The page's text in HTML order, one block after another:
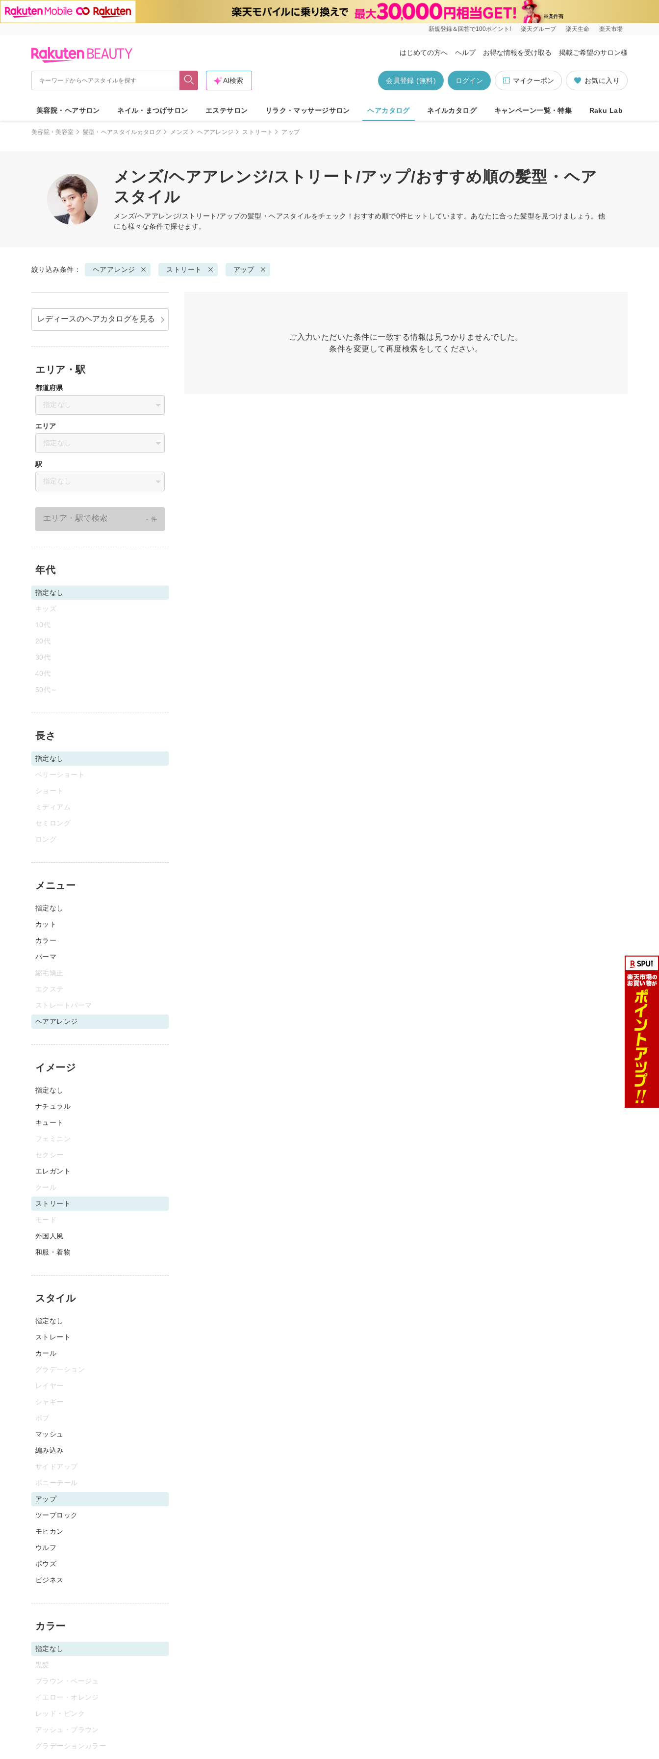
新規登録＆回答で100ポイント! 楽天グループ 楽天生命 楽天市場
はじめての方へ ヘルプ お得な情報を受け取る 掲載ご希望のサロン様
お気に入り
マイクーポン
ログイン
会員登録 (無料)
AI検索
美容院・ヘアサロン ネイル・まつげサロン エステサロン リラク・マッサージサロン ヘアカタログ ネイルカタログ キャンペーン一覧・特集 Raku Lab
美容院・美容室 髪型・ヘアスタイルカタログ メンズ ヘアアレンジ ストリート アップ
メンズ/ヘアアレンジ/ストリート/アップ/おすすめ順の髪型・ヘア
スタイル
メンズ/ヘアアレンジ/ストリート/アップの髪型・ヘアスタイルをチェック！おすすめ順で0件ヒットしています。あなたに合った髪型を見つけましょう。他
にも様々な条件で探せます。
絞り込み条件： ヘアアレンジ ストリート アップ
ご入力いただいた条件に一致する情報は見つかりませんでした。
条件を変更して再度検索をしてください。
レディースのヘアカタログを見る
エリア・駅
都道府県
指定なし
エリア
指定なし
駅
指定なし
エリア・駅で検索 - 件
年代
指定なし
キッズ
10代
20代
30代
40代
50代～
長さ
指定なし
ベリーショート
ショート
ミディアム
セミロング
ロング
メニュー
指定なし
カット
カラー
パーマ
縮毛矯正
エクステ
ストレートパーマ
ヘアアレンジ
イメージ
指定なし
ナチュラル
キュート
フェミニン
セクシー
エレガント
クール
ストリート
モード
外国人風
和服・着物
スタイル
指定なし
ストレート
カール
グラデーション
レイヤー
シャギー
ボブ
マッシュ
編み込み
サイドアップ
ポニーテール
アップ
ツーブロック
モヒカン
ウルフ
ボウズ
ビジネス
カラー
指定なし
黒髪
ブラウン・ベージュ
イエロー・オレンジ
レッド・ピンク
アッシュ・ブラウン
グラデーションカラー